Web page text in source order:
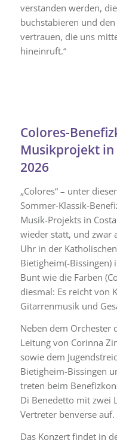
verstanden werden,
buchstabieren und
vertrauen, die uns
hineinruft.“
Colores-
Musikprojekt in
2026
„Colores“ – unter
Sommer-Klassik-
Musik-Projekts in
wieder statt, und zwar
Uhr in der
Bietigheim(-Bissingen)
Bunt wie die Farben
diesmal: Es reicht von
Gitarrenmusik und
Neben dem Orchester
Leitung von Corinna
sowie dem
Bietigheim-Bissingen
treten beim
Di Benedetto mit zwei
Vertreter benverse auf.
Das Konzert findet in